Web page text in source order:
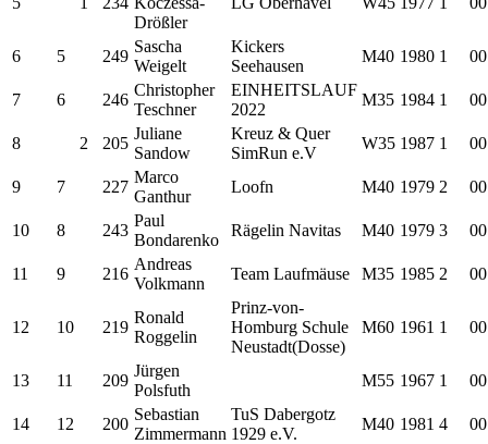
Drößler
6 5 249
Sascha
Weigelt
Kickers
Seehausen
M40 1980 1
7 6 246
Christopher
Teschner
EINHEITSLAUF
2022
M35 1984 1
8 2 205
Juliane
Sandow
Kreuz & Quer
SimRun e.V
W35 1987 1
9 7 227
Marco
Ganthur
Loofn M40 1979 2
10 8 243
Paul
Bondarenko
Rägelin Navitas M40 1979 3
11 9 216
Andreas
Volkmann
Team Laufmäuse M35 1985 2
12 10 219
Ronald
Roggelin
Prinz-von-
Homburg Schule
Neustadt(Dosse)
M60 1961 1
13 11 209
Jürgen
Polsfuth
M55 1967 1
14 12 200
Sebastian
Zimmermann
TuS Dabergotz
1929 e.V.
M40 1981 4